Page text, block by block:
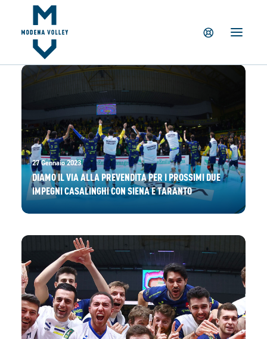
IL CLUB
NEWS
TICKETING
MV PARTNERS
PALAPANINI
GIOVANILI
ACADEMY
STORE
27 Gennaio 2023
DIAMO IL VIA ALLA PREVENDITA PER I PROSSIMI DUE
IMPEGNI CASALINGHI CON SIENA E TARANTO